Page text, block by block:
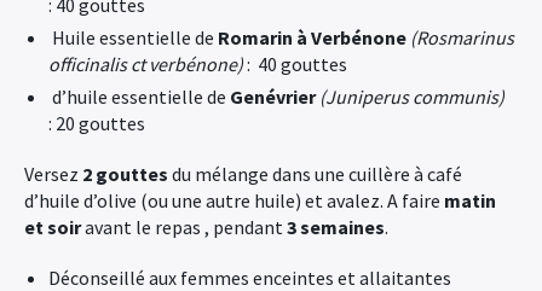
: 40 gouttes
Huile essentielle de Romarin à Verbénone (Rosmarinus
officinalis ct verbénone): 40 gouttes
d’huile essentielle de Genévrier (Juniperus communis)
: 20 gouttes
Versez 2 gouttes du mélange dans une cuillère à café
d’huile d’olive (ou une autre huile) et avalez. A faire matin
et soiravant le repas , pendant3 semaines.
Déconseillé aux femmes enceintes et allaitantes